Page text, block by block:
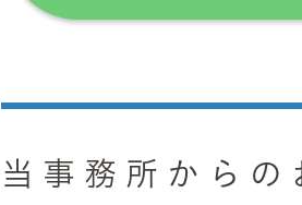
当事務所からの